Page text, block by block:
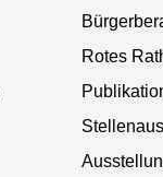
Rotes